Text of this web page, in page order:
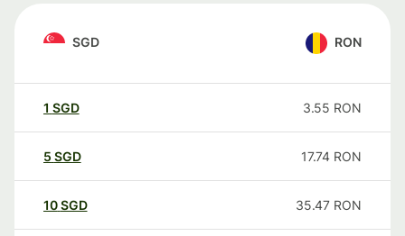
SGD RON
1 SGD 3.55 RON
5 SGD 17.74 RON
10SGD 35.47 RON